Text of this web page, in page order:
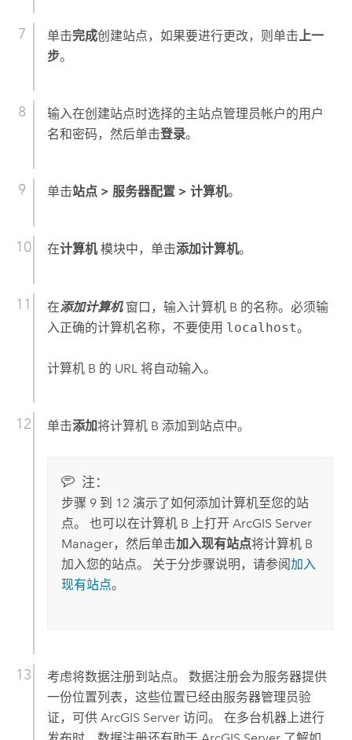
单击完成创建站点，如果要进行更改，则单击上一
步。
输入在创建站点时选择的主站点管理员帐户的用户
名和密码，然后单击登录。
单击站点 > 服务器配置 > 计算机。
在计算机模块中，单击添加计算机。
在添加计算机窗口，输入计算机 B 的名称。必须输
入正确的计算机名称，不要使用 localhost。
计算机 B 的 URL 将自动输入。
单击添加将计算机 B 添加到站点中。
注：
步骤 9 到 12 演示了如何添加计算机至您的站
点。 也可以在计算机 B 上打开 ArcGIS Server
Manager，然后单击加入现有站点将计算机 B
加入您的站点。 关于分步骤说明，请参阅加入
现有站点。
考虑将数据注册到站点。 数据注册会为服务器提供
一份位置列表，这些位置已经由服务器管理员验
证，可供 ArcGIS Server访问。 在多台机器上进行